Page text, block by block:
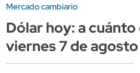
Mercado cambiario
Dólar hoy: a
viernes 7 de agosto